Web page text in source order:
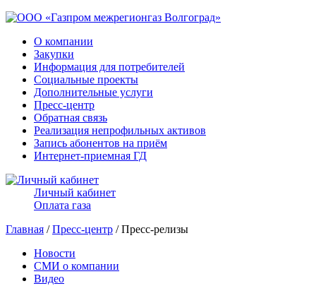
О компании
Закупки
Информация для потребителей
Социальные проекты
Дополнительные услуги
Пресс-центр
Обратная связь
Реализация непрофильных активов
Запись абонентов на приём
Интернет-приемная ГД
Личный кабинет
Оплата газа
Главная /Пресс-центр / Пресс-релизы
Новости
СМИ о компании
Видео